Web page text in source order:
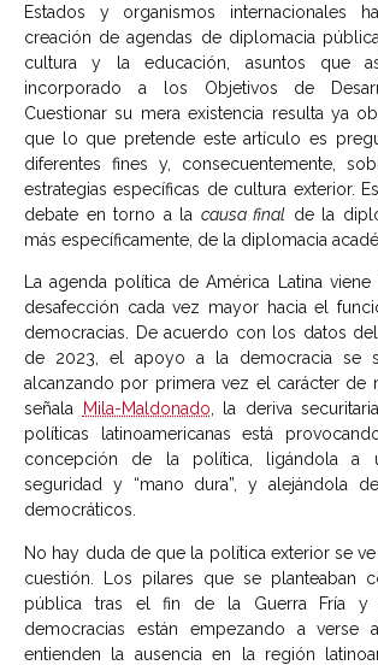
Estados y organismos internacionales
creación de agendas de diplomacia
cultura y la educación, asuntos que
incorporado a los Objetivos de
Cuestionar su mera existencia resulta ya
que lo que pretende este artículo es
diferentes fines y, consecuentemente,
estrategias específicas de cultura exterior.
debate en torno a la causa final de la
más específicamente, de la diplomacia
La agenda política de América Latina
desafección cada vez mayor hacia el
democracias. De acuerdo con los datos
de 2023, el apoyo a la democracia se
alcanzando por primera vez el carácter de
señala
Mila-Maldonado, la deriva
políticas latinoamericanas está
concepción de la política, ligándola a
seguridad y “mano dura”, y alejándola
democráticos.
No hay duda de que la política exterior se
cuestión. Los pilares que se planteaban
pública tras el fin de la Guerra Fría
democracias están empezando a verse
entienden la ausencia en la región